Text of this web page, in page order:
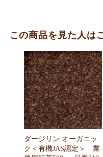
この商品を見た人は
ダージリン オーガニッ
ク＜有機JAS認定＞ 業